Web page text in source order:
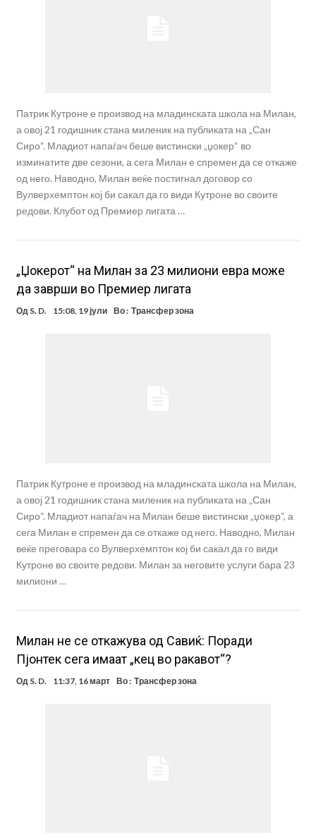
Патрик Кутроне е производ на младинската школа на Милан,
а овој 21 годишник стана миленик на публиката на „Сан
Сиро“. Младиот напаѓач беше вистински „џокер“ во
изминатите две сезони, а сега Милан е спремен да се откаже
од него. Наводно, Милан веќе постигнал договор со
Вулверхемптон кој би сакал да го види Кутроне во своите
редови. Клубот од Премиер лигата …
„Џокерот“ на Милан за 23 милиони евра може
да заврши во Премиер лигата
Од S. D. 15:08, 19 јули Во : Трансфер зона
Патрик Кутроне е производ на младинската школа на Милан,
а овој 21 годишник стана миленик на публиката на „Сан
Сиро“. Младиот напаѓач на Милан беше вистински „џокер“, а
сега Милан е спремен да се откаже од него. Наводно, Милан
веќе преговара со Вулверхемптон кој би сакал да го види
Кутроне во своите редови. Милан за неговите услуги бара 23
милиони …
Милан не се откажува од Савиќ: Поради
Пјонтек сега имаат „кец во ракавот“?
Од S. D. 11:37, 16 март Во : Трансфер зона